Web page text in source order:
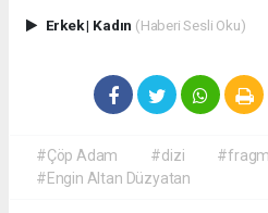
Erkek| Kadın (Haberi Sesli Oku)
#Çöp Adam #dizi
#Engin Altan Düzyatan